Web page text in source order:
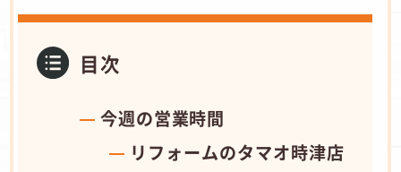
目次
今週の営業時間
リフォームのタマオ​時津店